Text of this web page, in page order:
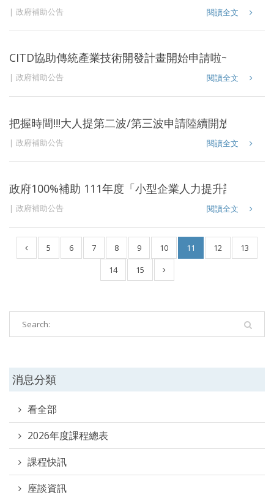
政府補助公告 閱讀全文
CITD協助傳統產業技術開發計畫開始申請啦~
政府補助公告 閱讀全文
把握時間!!!大人提第二波/第三波申請陸續開放啦~
政府補助公告 閱讀全文
政府100%補助 111年度「小型企業人力提升計畫」申
政府補助公告 閱讀全文
5 6 7 8 9 10 11 12
13
14
15
消息分類
看全部
2026年度課程總表
課程快訊
座談資訊